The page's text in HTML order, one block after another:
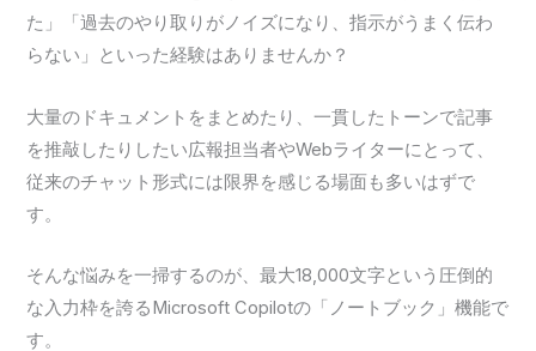
た」「過去のやり取りがノイズになり、指示がうまく伝わ
らない」といった経験はありませんか？
大量のドキュメントをまとめたり、一貫したトーンで記事
を推敲したりしたい広報担当者やWebライターにとって、
従来のチャット形式には限界を感じる場面も多いはずで
す。
そんな悩みを一掃するのが、最大18,000文字という圧倒的
な入力枠を誇るMicrosoft Copilotの「ノートブック」機能で
す。